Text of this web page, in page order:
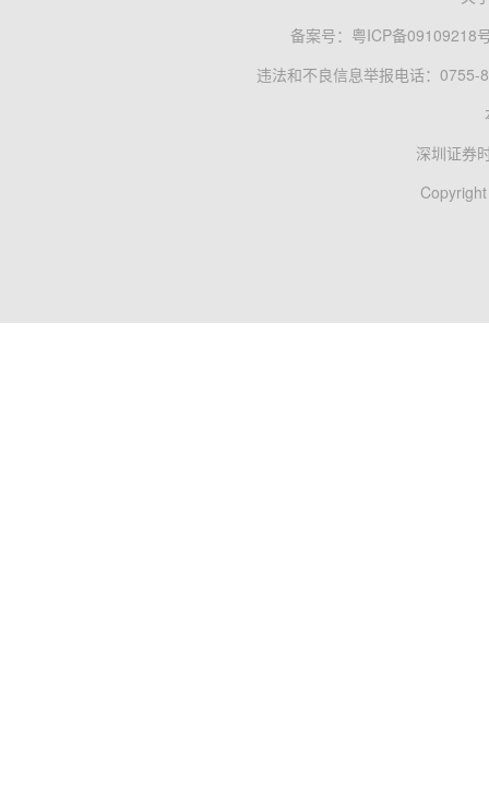
备案号： 粤ICP备09109218
违法和不良信息举报电话：0755-
深圳证券